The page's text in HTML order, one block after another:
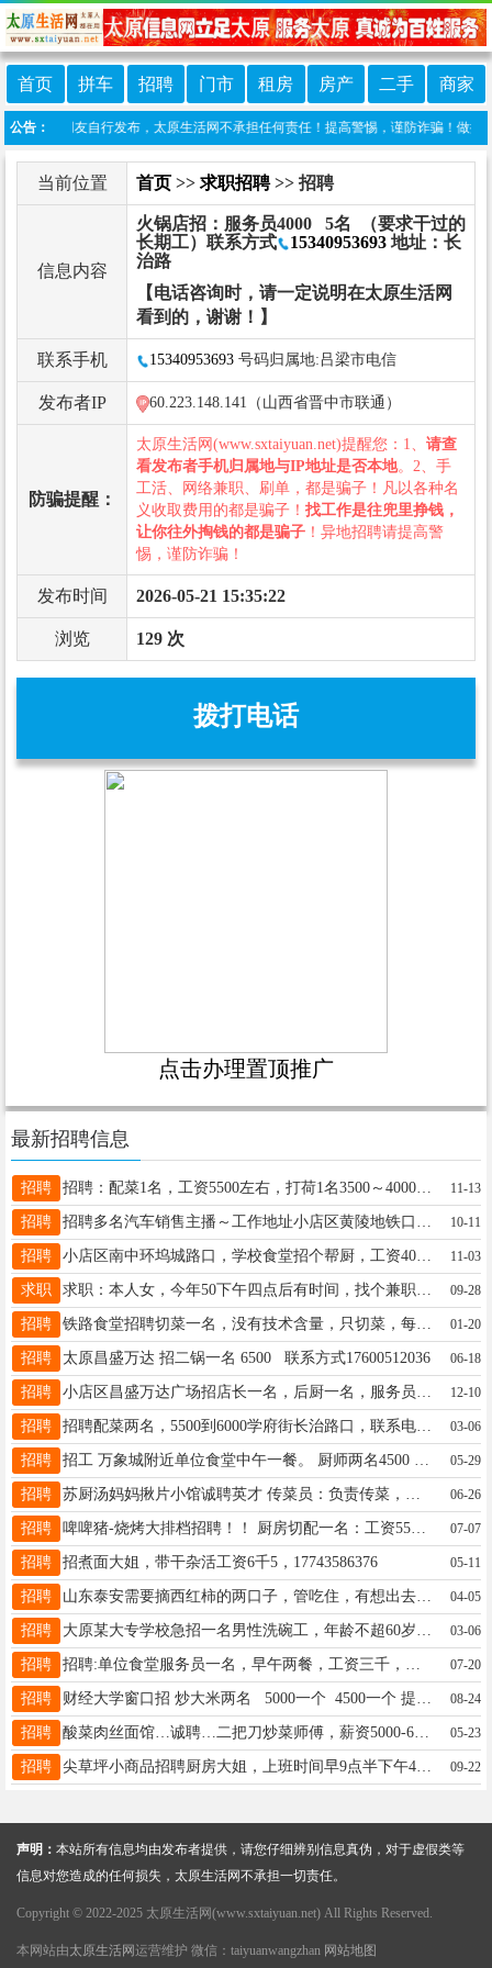
首页 拼车 招聘 门市 租房 房产 二手 商家
公告：
信息由网友自行发布，太原生活网不承担任何责任！提高警惕，谨防诈骗！做推广
当前位置 首页 >> 求职招聘>> 招聘
信息内容
火锅店招：服务员4000 5名 （要求干过的
长期工）联系方式
15340953693 地址：长
治路
【电话咨询时，请一定说明在太原生活网
看到的，谢谢！】
联系手机 15340953693 号码归属地:吕梁市电信
发布者IP 60.223.148.141（山西省晋中市联通）
防骗提醒：
太原生活网(www.sxtaiyuan.net)提醒您：1、 请查
看发布者手机归属地与IP地址是否本地。2、手
工活、网络兼职、刷单，都是骗子！凡以各种名
义收取费用的都是骗子！ 找工作是往兜里挣钱，
让你往外掏钱的都是骗子 ！异地招聘请提高警
惕，谨防诈骗！
发布时间 2026-05-21 15:35:22
浏览 129 次
拨打电话
点击办理置顶推广
最新招聘信息
招聘 招聘：配菜1名，工资5500左右，打荷1名3500～4000，大姐也行，月休三天 地址：杏花岭区五一路 电话：13994121429高（微信同号） 11-13
招聘 10-11
招聘 小店区南中环坞城路口，学校食堂招个帮厨，工资4000，有意电联15135259733 11-03
求职 09-28
招聘 铁路食堂招聘切菜一名，没有技术含量，只切菜，每天工作八个小时，工资3200左右，地址：尖草坪区，联系方式：13513608095 01-20
招聘 太原昌盛万达 招二锅一名 6500 联系方式17600512036 06-18
招聘 12-10
招聘 招聘配菜两名，5500到6000学府街长治路口，联系电话13623462624 03-06
招聘 05-29
招聘 06-26
招聘 啤啤猪-烧烤大排档招聘！！ 厨房切配一名：工资5500+300满勤，月休3天，要求2年以上切配工作经验，干净利索快 烧烤副手一名：工资5500+300满勤，月休3天，必须有上炉经验！！ 服务员5名：工资3500+300满勤，月休3天，女士优先！有工作经验者优先！ 以上人员均包食宿！ 联系电话15503617909李 工作地点在抱鼓巷 07-07
招聘 招煮面大姐，带干杂活工资6千5，17743586376 05-11
招聘 山东泰安需要摘西红柿的两口子，管吃住，有想出去的可以联系我18536871113 04-05
招聘 03-06
招聘 07-20
招聘 08-24
招聘 酸菜肉丝面馆…诚聘…二把刀炒菜师傅，薪资5000-6500元，工资准时发放。 菜品仅12道家常菜，工作简单轻松。 地址：大王路 电话：19135728555 05-23
招聘 尖草坪小商品招聘厨房大姐，上班时间早9点半下午4点，工资面议。电话，13403404723 09-22
声明： 本站所有信息均由发布者提供，请您仔细辨别信息真伪，对于虚假类等
信息对您造成的任何损失，太原生活网不承担一切责任。
Copyright © 2022-2025 太原生活网(www.sxtaiyuan.net) All Rights Reserved.
本网站由太原生活网 运营维护 微信：taiyuanwangzhan 网站地图